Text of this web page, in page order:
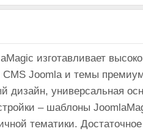
изготавливает
Joomla и темы
дизайн, универсальная
– шаблоны
тематики.